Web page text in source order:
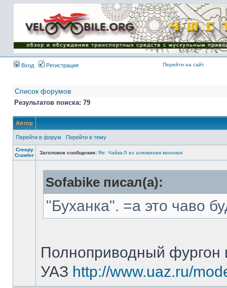
Имя пользователя:
Пароль:
{ LOG_ME_IN_SHORT
}
Вход
Регистрация Перейти на сайт
Список форумов
Результатов поиска: 79
Автор
Перейти в форум Перейти в тему
Creepy
Crawler
Заголовок сообщения: Re: Чайка-5 из алюминия монокок
Sofabike писал(а):
"Буханка". =а это чаво
Полноприводный фургон
УАЗ http://www.uaz.ru/